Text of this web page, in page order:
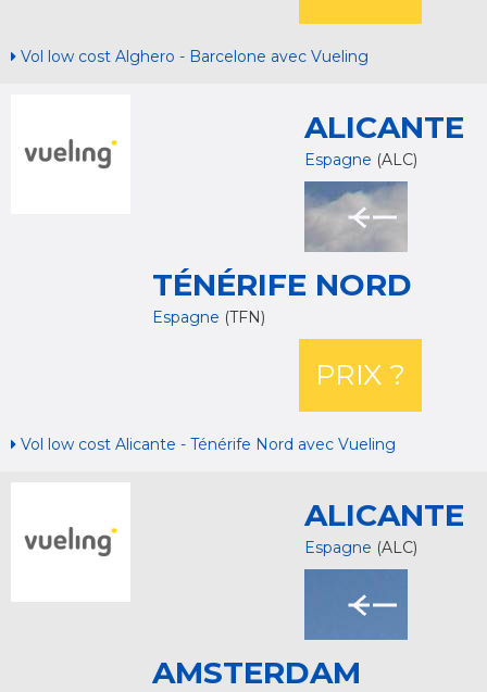
Vol low cost Alghero - Barcelone avec Vueling
ALICANTE
Espagne (ALC)
TÉNÉRIFE NORD
Espagne (TFN)
PRIX ?
Vol low cost Alicante - Ténérife Nord avec Vueling
ALICANTE
Espagne (ALC)
AMSTERDAM